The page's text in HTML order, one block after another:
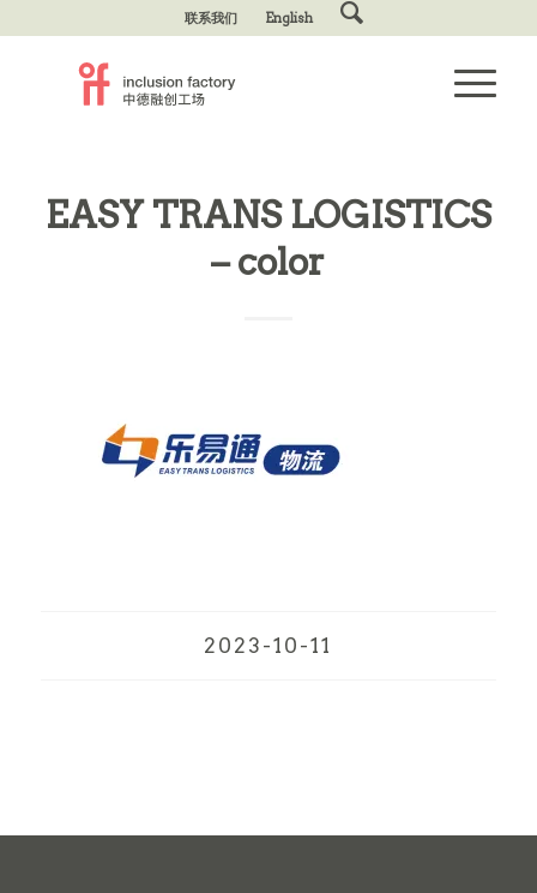
联系我们 English
EASY TRANS LOGISTICS
– color
2023-10-11